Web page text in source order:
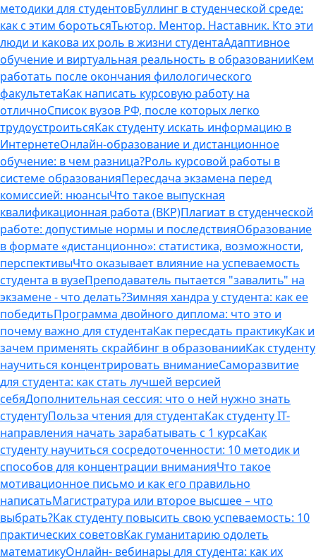
методики для студентовБуллинг в студенческой среде:
как с этим боротьсяТьютор. Ментор. Наставник. Кто эти
люди и какова их роль в жизни студентаАдаптивное
обучение и виртуальная реальность в образованииКем
работать после окончания филологического
факультетаКак написать курсовую работу на
отличноСписок вузов РФ, после которых легко
трудоустроитьсяКак студенту искать информацию в
ИнтернетеОнлайн-образование и дистанционное
обучение: в чем разница?Роль курсовой работы в
системе образованияПересдача экзамена перед
комиссией: нюансыЧто такое выпускная
квалификационная работа (ВКР)Плагиат в студенческой
работе: допустимые нормы и последствияОбразование
в формате «дистанционно»: статистика, возможности,
перспективыЧто оказывает влияние на успеваемость
студента в вузеПреподаватель пытается "завалить" на
экзамене - что делать?Зимняя хандра у студента: как ее
победитьПрограмма двойного диплома: что это и
почему важно для студентаКак пересдать практикуКак и
зачем применять скрайбинг в образованииКак студенту
научиться концентрировать вниманиеСаморазвитие
для студента: как стать лучшей версией
себяДополнительная сессия: что о ней нужно знать
студентуПольза чтения для студентаКак студенту IT-
направления начать зарабатывать с 1 курсаКак
студенту научиться сосредоточенности: 10 методик и
способов для концентрации вниманияЧто такое
мотивационное письмо и как его правильно
написатьМагистратура или второе высшее – что
выбрать?Как студенту повысить свою успеваемость: 10
практических советовКак гуманитарию одолеть
математикуОнлайн- вебинары для студента: как их